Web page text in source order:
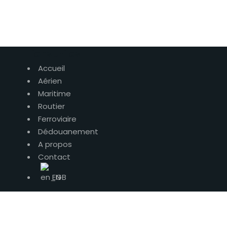
Accueil
Aérien
Maritime
Routier
Ferroviaire
Dédouanement
A propos
Contact
EN